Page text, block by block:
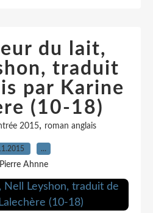
du lait,
traduit
par Karine
(10-18)
2015, roman anglais
…
Ahnne